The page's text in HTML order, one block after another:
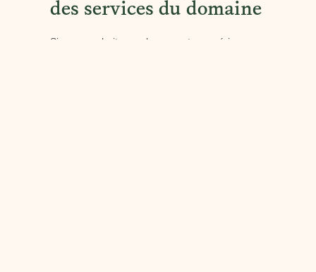
des services du domaine
Si vous souhaitez prolonger votre expérience